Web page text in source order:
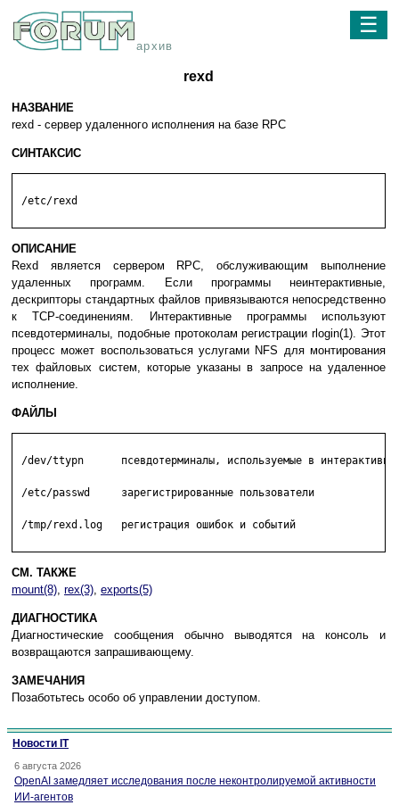
архив
☰
rexd
НАЗВАНИЕ
rexd - сервер удаленного исполнения на базе RPC
СИНТАКСИС
/etc/rexd
ОПИСАНИЕ
Rexd является сервером RPC, обслуживающим выполнение
удаленных программ. Если программы неинтерактивные,
дескрипторы стандартных файлов привязываются непосредственно
к TCP-соединениям. Интерактивные программы используют
псевдотерминалы, подобные протоколам регистрации rlogin(1). Этот
процесс может воспользоваться услугами NFS для монтирования
тех файловых систем, которые указаны в запросе на удаленное
исполнение.
ФАЙЛЫ
/dev/ttypn      псевдотерминалы, используемые в
/etc/passwd     зарегистрированные пользователи
/tmp/rexd.log   регистрация ошибок и событий
СМ. ТАКЖЕ
mount(8), rex(3), exports(5)
ДИАГНОСТИКА
Диагностические сообщения обычно выводятся на консоль и
возвращаются запрашивающему.
ЗАМЕЧАНИЯ
Позаботьтесь особо об управлении доступом.
Новости IT
6 августа 2026
OpenAI замедляет исследования после неконтролируемой активности
ИИ-агентов